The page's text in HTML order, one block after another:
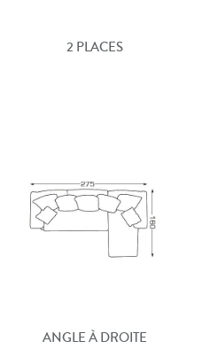
2 PLACES
ANGLE À DROITE